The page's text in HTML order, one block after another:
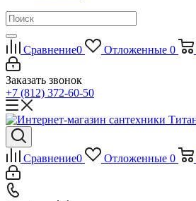
Сравнение0 Отложенные 0
Заказать звонок
+7 (812) 372-60-50
Сравнение0 Отложенные 0